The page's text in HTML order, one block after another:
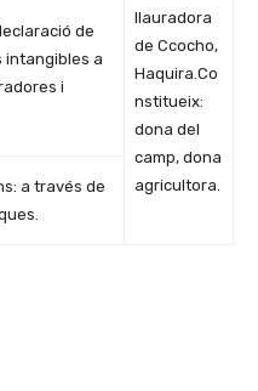
llauradora
de Ccocho,
Haquira.Co
nstitueix:
dona del
camp, dona
agricultora.
de
intangibles a
i
a través de